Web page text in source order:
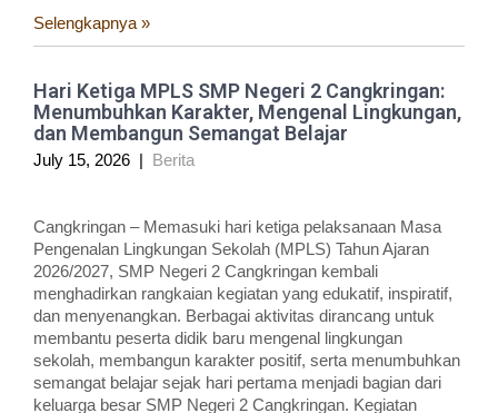
Selengkapnya »
Hari Ketiga MPLS SMP Negeri 2 Cangkringan:
Menumbuhkan Karakter, Mengenal Lingkungan,
dan Membangun Semangat Belajar
July 15, 2026 | Berita
Cangkringan – Memasuki hari ketiga pelaksanaan Masa
Pengenalan Lingkungan Sekolah (MPLS) Tahun Ajaran
2026/2027, SMP Negeri 2 Cangkringan kembali
menghadirkan rangkaian kegiatan yang edukatif, inspiratif,
dan menyenangkan. Berbagai aktivitas dirancang untuk
membantu peserta didik baru mengenal lingkungan
sekolah, membangun karakter positif, serta menumbuhkan
semangat belajar sejak hari pertama menjadi bagian dari
keluarga besar SMP Negeri 2 Cangkringan. Kegiatan